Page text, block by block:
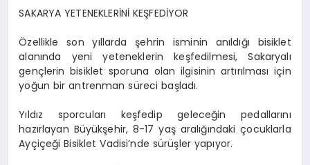
SAKARYA YETENEKLERİNİ KEŞFEDİYOR
Özellikle son yıllarda şehrin isminin anıldığı bisiklet
alanında yeni yeteneklerin keşfedilmesi, Sakaryalı
gençlerin bisiklet sporuna olan ilgisinin artırılması için
yoğun bir antrenman süreci başladı.
Yıldız sporcuları keşfedip geleceğin pedallarını
hazırlayan Büyükşehir, 8-17 yaş aralığındaki çocuklarla
Ayçiçeği Bisiklet Vadisi’nde sürüşler yapıyor.